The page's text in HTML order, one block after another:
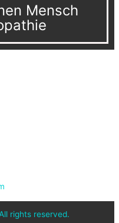
Mensch
rights reserved.